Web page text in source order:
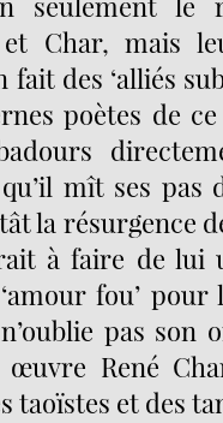
et Char, mais
fait des ‘alliés
poètes de
mît ses pas
la résurgence
à faire de lui
fou’
pas son
œuvre René
taoïstes et des